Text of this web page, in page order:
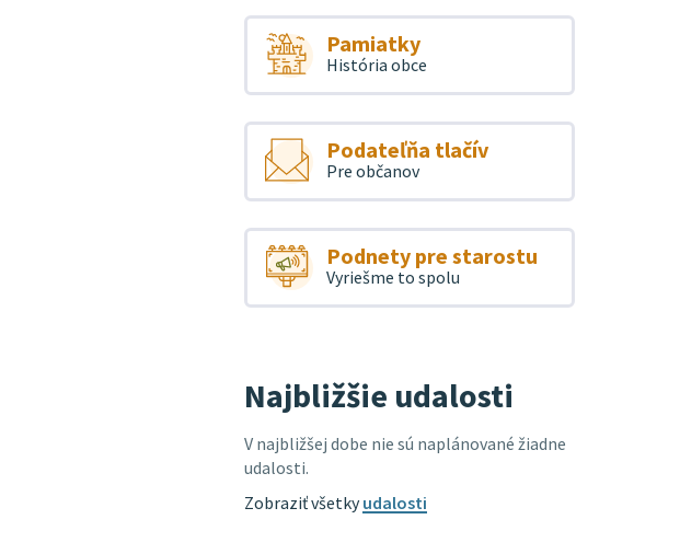
Pamiatky
História obce
Podateľňa tlačív
Pre občanov
Podnety pre starostu
Vyriešme to spolu
Najbližšie udalosti
V najbližšej dobe nie sú naplánované žiadne
udalosti.
Zobraziť všetkyudalosti